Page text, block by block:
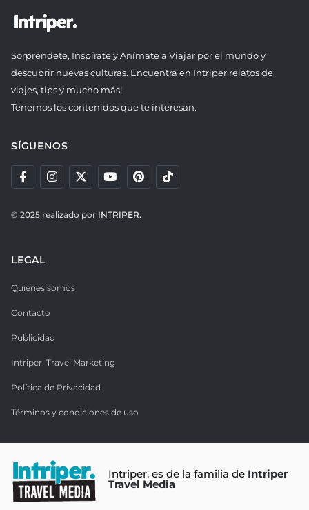
Sorpréndete, Inspírate y Anímate a Viajar por el mundo y
descubrir nuevas culturas. Encuentra en Intriper relatos de
viajes, tips y mucho más!
Tenemos los contenidos que te interesan.
SÍGUENOS
© 2025 realizado por INTRIPER.
LEGAL
Quienes somos
Contacto
Publicidad
Intriper. Travel Marketing
Política de Privacidad
Términos y condiciones de uso
Intriper. es de la familia de Intriper
Travel Media